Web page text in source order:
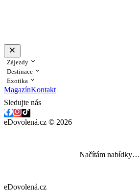
Zájezdy
Destinace
Exotika
MagazínKontakt
Sledujte nás
eDovolená.cz © 2026
Načítám nabídky…
eDovolená.cz